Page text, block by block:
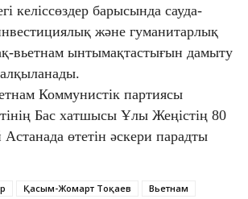
келіссөздер барысында сауда-
және гуманитарлық
вьетнам ынтымақтастығын дамыту
Коммунистік партиясы
Бас хатшысы Ұлы Жеңістің 80
өтетін әскери парадты
Қасым-Жомарт Тоқаев Вьетнам